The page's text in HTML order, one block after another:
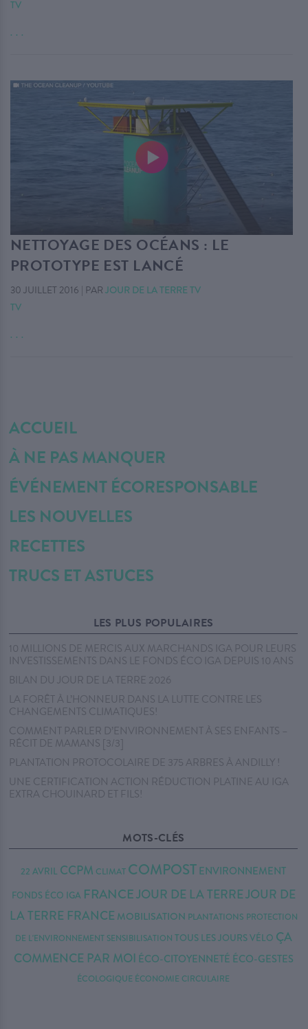
TV
. . .
NETTOYAGE DES OCÉANS : LE
PROTOTYPE EST LANCÉ
30 JUILLET 2016 | PAR JOUR DE LA TERRE TV
TV
. . .
ACCUEIL
À NE PAS MANQUER
ÉVÉNEMENT ÉCORESPONSABLE
LES NOUVELLES
RECETTES
TRUCS ET ASTUCES
LES PLUS POPULAIRES
10 MILLIONS DE MERCIS AUX MARCHANDS IGA POUR LEURS
INVESTISSEMENTS DANS LE FONDS ÉCO IGA DEPUIS 10 ANS
BILAN DU JOUR DE LA TERRE 2026
LA FORÊT À L’HONNEUR DANS LA LUTTE CONTRE LES
CHANGEMENTS CLIMATIQUES!
COMMENT PARLER D’ENVIRONNEMENT À SES ENFANTS –
RÉCIT DE MAMANS [3/3]
PLANTATION PROTOCOLAIRE DE 375 ARBRES À ANDILLY !
UNE CERTIFICATION ACTION RÉDUCTION PLATINE AU IGA
EXTRA CHOUINARD ET FILS!
MOTS-CLÉS
22 AVRIL CCPM CLIMAT COMPOSTENVIRONNEMENT
FONDS ÉCO IGA FRANCEJOUR DE LA TERREJOUR DE
LA TERRE FRANCE MOBILISATION PLANTATIONS PROTECTION
DE L'ENVIRONNEMENT SENSIBILISATION TOUS LES JOURSVÉLO ÇA
COMMENCE PAR MOI ÉCO-CITOYENNETÉ ÉCO-GESTES
ÉCOLOGIQUE ÉCONOMIE CIRCULAIRE